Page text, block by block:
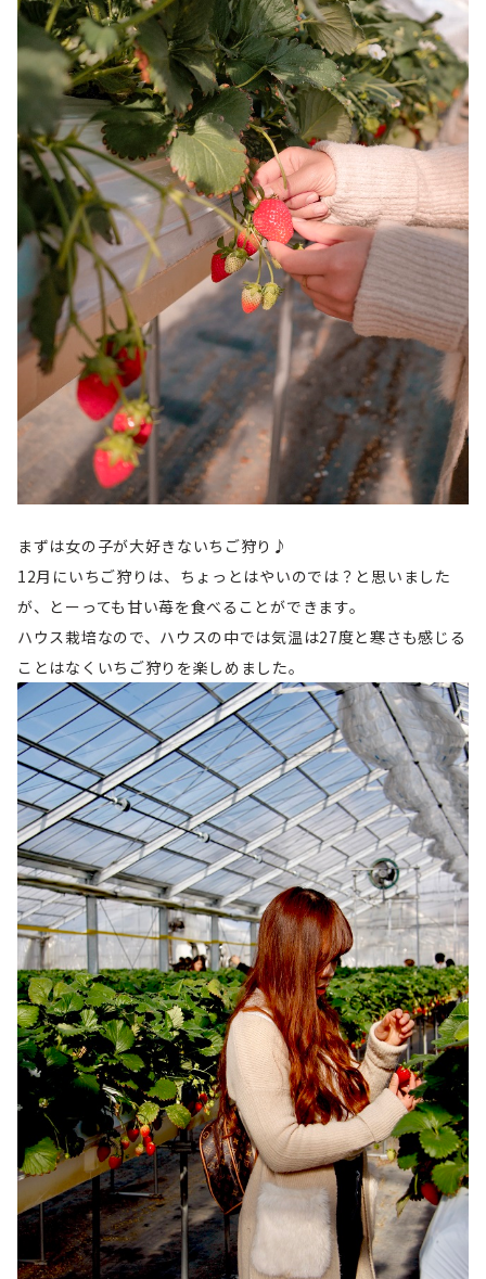
まずは女の子が大好きないちご狩り♪
12月にいちご狩りは、ちょっとはやいのでは？と思いました
が、とーっても甘い苺を食べることができます。
ハウス栽培なので、ハウスの中では気温は27度と寒さも感じる
ことはなくいちご狩りを楽しめました。